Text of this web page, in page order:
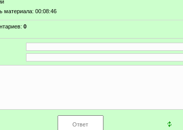
материала: 00:08:46
: 0